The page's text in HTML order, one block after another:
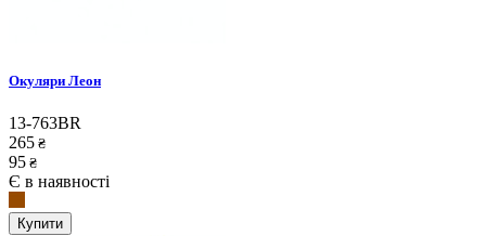
Окуляри Леон
13-763BR
265 ₴
95 ₴
Є в наявності
Купити